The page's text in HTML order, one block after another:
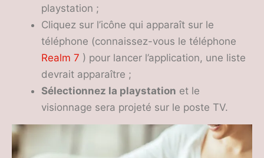
playstation ;
Cliquez sur l’icône qui apparaît sur le
téléphone (connaissez-vous le téléphone
Realm 7 ) pour lancer l’application, une liste
devrait apparaître ;
Sélectionnez la playstation et le
visionnage sera projeté sur le poste TV.